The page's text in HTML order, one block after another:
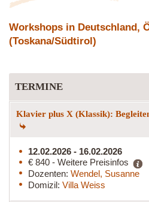
Workshops in Deutschland,
(Toskana/Südtirol)
TERMINE
Klavier plus X (Klassik):
12.02.2026 - 16.02.2026
€ 840 - Weitere Preisinfos
Dozenten: Wendel, Susanne
Domizil: Villa Weiss